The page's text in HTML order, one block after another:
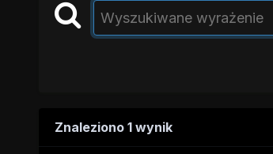
Znaleziono 1 wynik